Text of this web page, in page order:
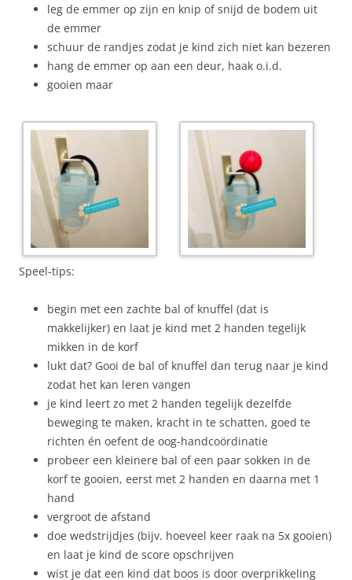
leg de emmer op zijn en knip of snijd de bodem uit
de emmer
schuur de randjes zodat je kind zich niet kan bezeren
hang de emmer op aan een deur, haak o.i.d.
gooien maar
Speel-tips:
begin met een zachte bal of knuffel (dat is
makkelijker) en laat je kind met 2 handen tegelijk
mikken in de korf
lukt dat? Gooi de bal of knuffel dan terug naar je kind
zodat het kan leren vangen
je kind leert zo met 2 handen tegelijk dezelfde
beweging te maken, kracht in te schatten, goed te
richten én oefent de oog-handcoördinatie
probeer een kleinere bal of een paar sokken in de
korf te gooien, eerst met 2 handen en daarna met 1
hand
vergroot de afstand
doe wedstrijdjes (bijv. hoeveel keer raak na 5x gooien)
en laat je kind de score opschrijven
wist je dat een kind dat boos is door overprikkeling